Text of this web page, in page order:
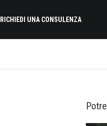
RICHIEDI UNA CONSULENZA